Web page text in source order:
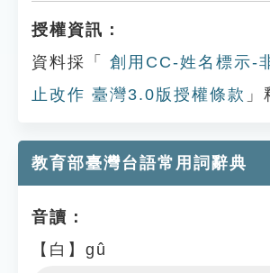
授權資訊：
資料採「
創用CC-姓名標示-
止改作 臺灣3.0版授權條款 」
教育部臺灣台語常用詞辭典
音讀：
【白】gû